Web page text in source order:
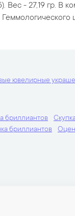
Вес - 27,19 гр. В
ювелирные
бриллиантов
бриллиантов